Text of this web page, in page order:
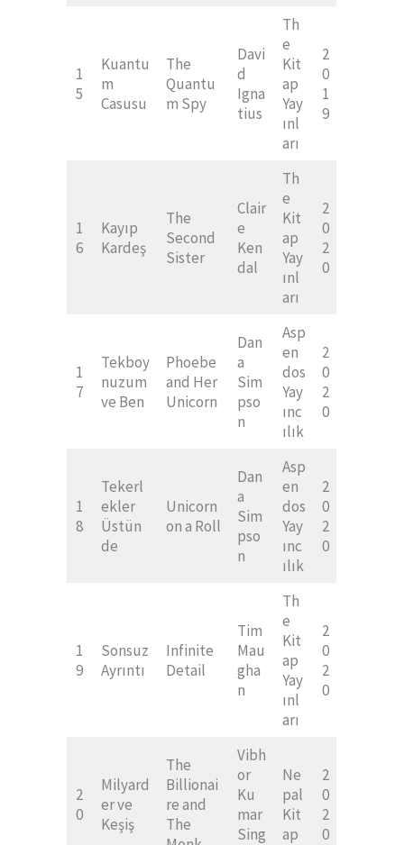
1
5
Kuantu
m
Casusu
The
Quantu
m Spy
Davi
d
Igna
tius
Th
e
Kit
ap
Yay
ınl
arı
2
0
1
9
1
6
Kayıp
Kardeş
The
Second
Sister
Clair
e
Ken
dal
Th
e
Kit
ap
Yay
ınl
arı
2
0
2
0
1
7
Tekboy
nuzum
ve Ben
Phoebe
and Her
Unicorn
Dan
a
Sim
pso
n
Asp
en
dos
Yay
ınc
ılık
2
0
2
0
1
8
Tekerl
ekler
Üstün
de
Unicorn
on a Roll
Dan
a
Sim
pso
n
Asp
en
dos
Yay
ınc
ılık
2
0
2
0
1
9
Sonsuz
Ayrıntı
Infinite
Detail
Tim
Mau
gha
n
Th
e
Kit
ap
Yay
ınl
arı
2
0
2
0
2
0
Milyard
er ve
Keşiş
The
Billionai
re and
The
Vibh
or
Ku
mar
Sing
Ne
pal
Kit
ap
2
0
2
0